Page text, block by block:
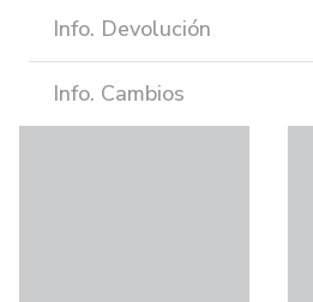
Info. Devolución
Info. Cambios